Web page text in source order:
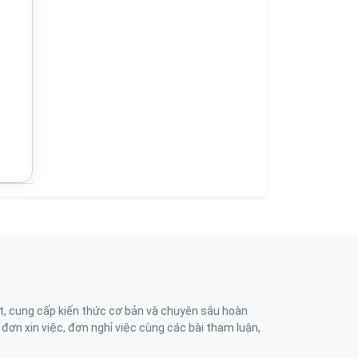
cung cấp kiến thức cơ bản và chuyên sâu hoàn
xin việc, đơn nghỉ việc cùng các bài tham luận,